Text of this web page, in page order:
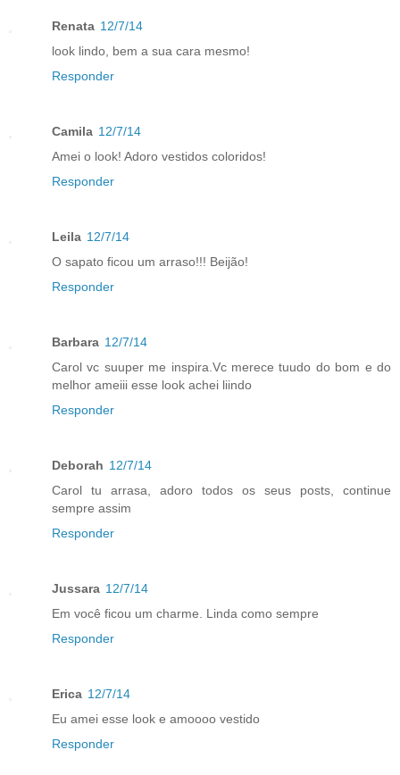
Renata 12/7/14
look lindo, bem a sua cara mesmo!
Responder
Camila 12/7/14
Amei o look! Adoro vestidos coloridos!
Responder
Leila 12/7/14
O sapato ficou um arraso!!! Beijão!
Responder
Barbara 12/7/14
Carol vc suuper me inspira.Vc merece tuudo do bom e do
melhor ameiii esse look achei liindo
Responder
Deborah 12/7/14
Carol tu arrasa, adoro todos os seus posts, continue
sempre assim
Responder
Jussara 12/7/14
Em você ficou um charme. Linda como sempre
Responder
Erica 12/7/14
Eu amei esse look e amoooo vestido
Responder